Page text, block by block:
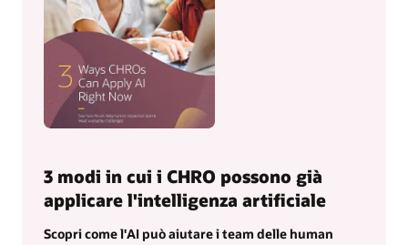
3 modi in cui i CHRO possono già
applicare l'intelligenza artificiale
Scopri come l'AI può aiutare i team delle human